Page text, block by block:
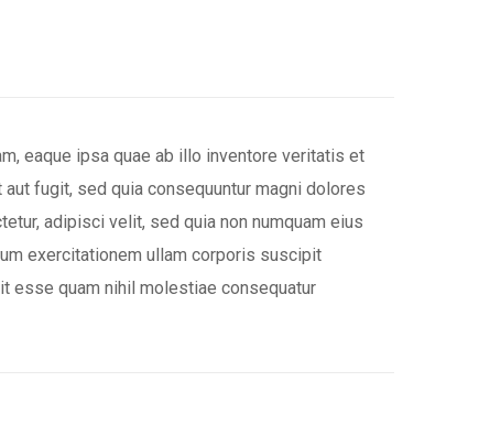
eaque ipsa quae ab illo inventore veritatis et
fugit, sed quia consequuntur magni dolores
adipisci velit, sed quia non numquam eius
exercitationem ullam corporis suscipit
esse quam nihil molestiae consequatur